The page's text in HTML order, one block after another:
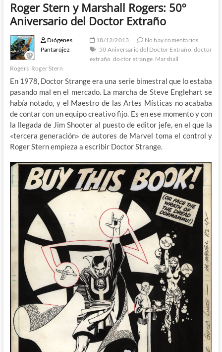
Roger Stern y Marshall Rogers: 50º
Aniversario del Doctor Extraño
Diógenes
Pantarújez
18/12/2013
No hay comentarios
50 Aniversario del Doctor Extraño doctor
extraño doctor strange Marshall
Rogers Roger Stern
En 1978, Doctor Strange era una serie bimestral que lo estaba
pasando mal en el mercado. La marcha de Steve Englehart se
había notado, y el Maestro de las Artes Místicas no acababa
de contar con un equipo creativo fijo. Es en ese momento y con
la llegada de Jim Shooter al puesto de editor jefe, en el que la
«tercera generación» de autores de Marvel toma el control y
Roger Stern empieza a escribir Doctor Strange.